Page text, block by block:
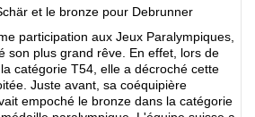
et le bronze pour Debrunner
participation aux Jeux Paralympiques,
son plus grand rêve. En effet, lors de
catégorie T54, elle a décroché cette
Juste avant, sa coéquipière
empoché le bronze dans la catégorie